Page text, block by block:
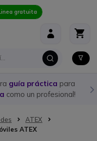
gratuita
guía práctica para
como un profesional!
ATEX
ATEX